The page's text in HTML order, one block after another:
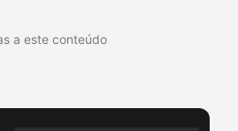
e autor.
a este conteúdo